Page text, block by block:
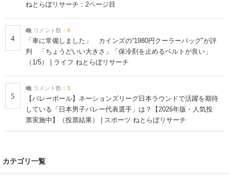
ねとらぼリサーチ：2ページ目
4
コメント数： 4
「車に常備しました」 カインズの“1980円クーラーバッグ”が評
判 「ちょうどいい大きさ」「保冷剤を止めるベルトが良い」
（1/5） | ライフ ねとらぼリサーチ
5
コメント数： 3
【バレーボール】ネーションズリーグ日本ラウンドで活躍を期待
している「日本男子バレー代表選手」は？【2026年版・人気投
票実施中】（投票結果） | スポーツ ねとらぼリサーチ
カテゴリ一覧